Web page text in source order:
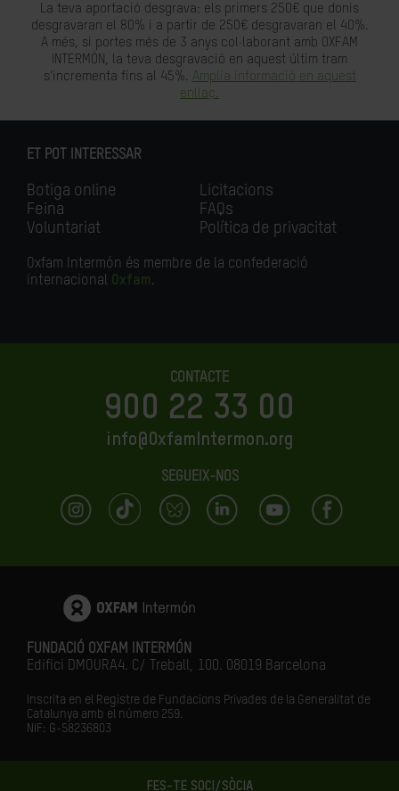
FES-TE SOCI/SÒCIA
La teva aportació desgrava: els primers 250€ que donis
desgravaran el 80% i a partir de 250€ desgravaran el 40%.
A més, si portes més de 3 anys col·laborant amb OXFAM
INTERMÓN, la teva desgravació en aquest últim tram
s'incrementa fins al 45%. Amplia informació en aquest
enllaç.
ET POT INTERESSAR
Botiga online
Feina
Voluntariat
Licitacions
FAQs
Política de privacitat
Oxfam Intermón és membre de la confederació
internacional Oxfam.
CONTACTE
900 22 33 00
info@OxfamIntermon.org
SEGUEIX-NOS
FUNDACIÓ OXFAM INTERMÓN
Edifici DMOURA4. C/ Treball, 100. 08019 Barcelona
Inscrita en el Registre de Fundacions Privades de la Generalitat de
Catalunya amb el número 259.
NIF: G-58236803